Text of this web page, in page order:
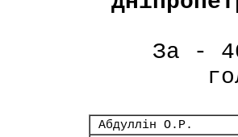
За -
Абдуллін О.Р.